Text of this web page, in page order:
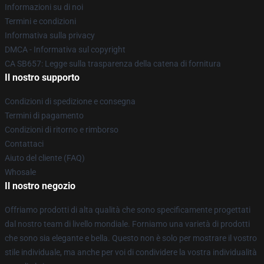
Informazioni su di noi
Termini e condizioni
Informativa sulla privacy
DMCA - Informativa sul copyright
CA SB657: Legge sulla trasparenza della catena di fornitura
Il nostro supporto
Condizioni di spedizione e consegna
Termini di pagamento
Condizioni di ritorno e rimborso
Contattaci
Aiuto del cliente (FAQ)
Whosale
Il nostro negozio
Offriamo prodotti di alta qualità che sono specificamente progettati
dal nostro team di livello mondiale. Forniamo una varietà di prodotti
che sono sia elegante e bella. Questo non è solo per mostrare il vostro
stile individuale, ma anche per voi di condividere la vostra individualità